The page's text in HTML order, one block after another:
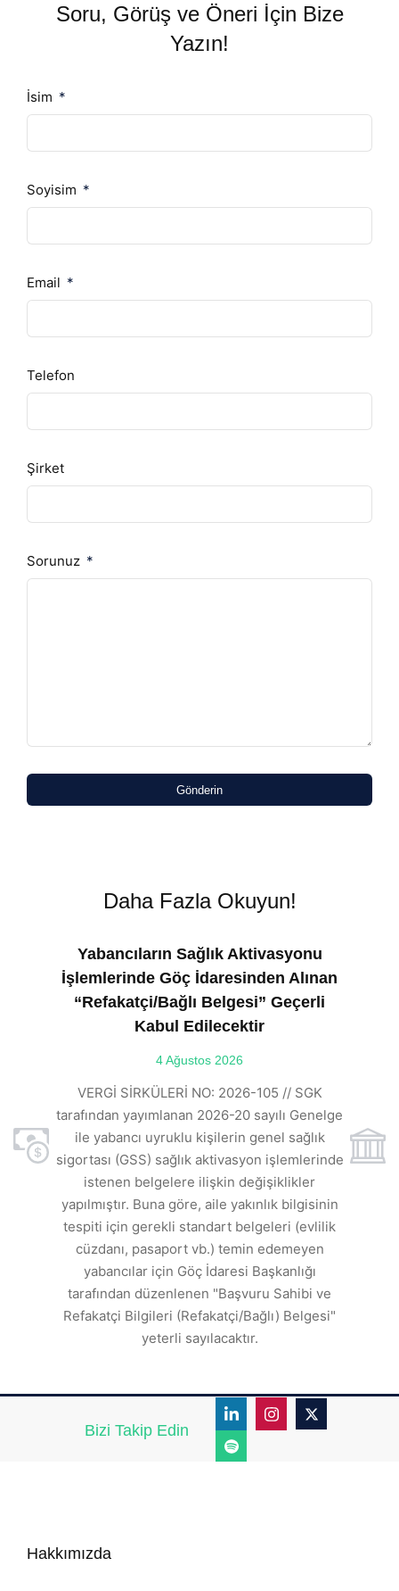
Soru, Görüş ve Öneri İçin Bize
Yazın!
İsim
Soyisim
Email
Telefon
Şirket
Sorunuz
Gönderin
Daha Fazla Okuyun!
Yabancıların Sağlık Aktivasyonu
İşlemlerinde Göç İdaresinden Alınan
“Refakatçi/Bağlı Belgesi” Geçerli
Kabul Edilecektir
4 Ağustos 2026
VERGİ SİRKÜLERİ NO: 2026-105 // SGK
tarafından yayımlanan 2026-20 sayılı Genelge
ile yabancı uyruklu kişilerin genel sağlık
sigortası (GSS) sağlık aktivasyon işlemlerinde
istenen belgelere ilişkin değişiklikler
yapılmıştır. Buna göre, aile yakınlık bilgisinin
tespiti için gerekli standart belgeleri (evlilik
cüzdanı, pasaport vb.) temin edemeyen
yabancılar için Göç İdaresi Başkanlığı
tarafından düzenlenen "Başvuru Sahibi ve
Refakatçi Bilgileri (Refakatçi/Bağlı) Belgesi"
yeterli sayılacaktır.
Bizi Takip Edin
Hakkımızda